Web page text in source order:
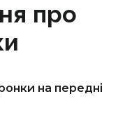
про
на передні